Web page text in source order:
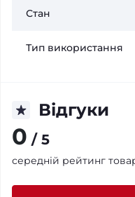
Стан
Тип використання
Відгуки
0 / 5
середній рейтинг